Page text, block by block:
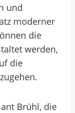
und
moderner
die
werden,
die
Brühl, die